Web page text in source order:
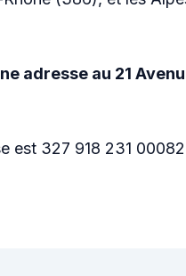
adresse au 21
est 327 918 231